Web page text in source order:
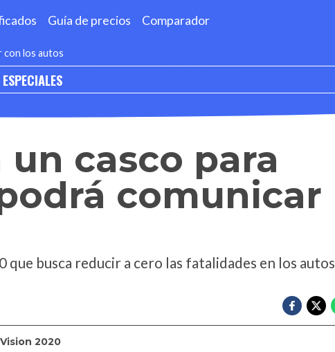
Guía de precios Comparador
con los autos
ESPECIALES
casco para
comunicar
busca reducir a cero las fatalidades en los autos
2020